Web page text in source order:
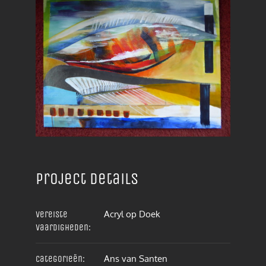
Project details
Vereiste
vaardigheden:
Acryl op Doek
Categorieën: Ans van Santen